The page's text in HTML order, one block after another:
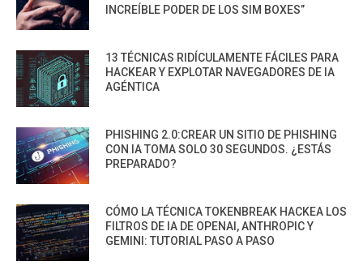
INCREÍBLE PODER DE LOS SIM BOXES”
13 TÉCNICAS RIDÍCULAMENTE FÁCILES PARA
HACKEAR Y EXPLOTAR NAVEGADORES DE IA
AGÉNTICA
PHISHING 2.0:CREAR UN SITIO DE PHISHING
CON IA TOMA SOLO 30 SEGUNDOS. ¿ESTÁS
PREPARADO?
CÓMO LA TÉCNICA TOKENBREAK HACKEA LOS
FILTROS DE IA DE OPENAI, ANTHROPIC Y
GEMINI: TUTORIAL PASO A PASO